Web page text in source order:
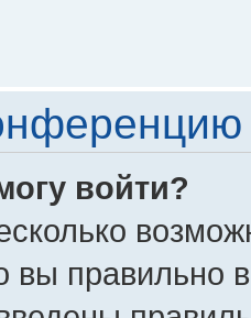
войти?
вы правильно